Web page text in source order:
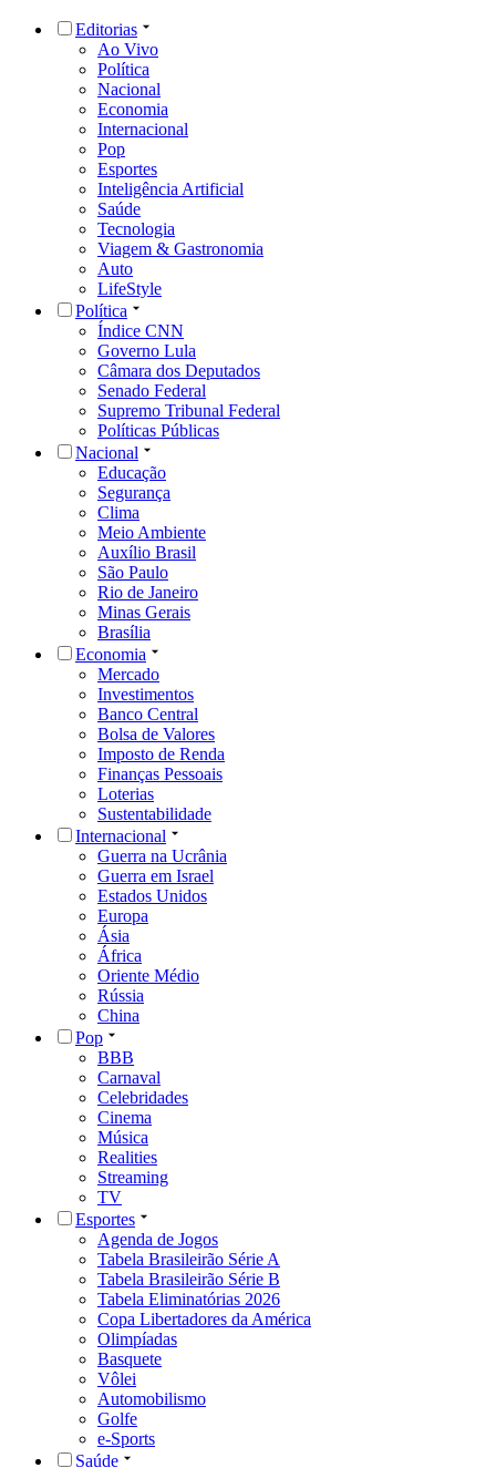
Editorias
Ao Vivo
Política
Nacional
Economia
Internacional
Pop
Esportes
Inteligência Artificial
Saúde
Tecnologia
Viagem & Gastronomia
Auto
LifeStyle
Política
Índice CNN
Governo Lula
Câmara dos Deputados
Senado Federal
Supremo Tribunal Federal
Políticas Públicas
Nacional
Educação
Segurança
Clima
Meio Ambiente
Auxílio Brasil
São Paulo
Rio de Janeiro
Minas Gerais
Brasília
Economia
Mercado
Investimentos
Banco Central
Bolsa de Valores
Imposto de Renda
Finanças Pessoais
Loterias
Sustentabilidade
Internacional
Guerra na Ucrânia
Guerra em Israel
Estados Unidos
Europa
Ásia
África
Oriente Médio
Rússia
China
Pop
BBB
Carnaval
Celebridades
Cinema
Música
Realities
Streaming
TV
Esportes
Agenda de Jogos
Tabela Brasileirão Série A
Tabela Brasileirão Série B
Tabela Eliminatórias 2026
Copa Libertadores da América
Olimpíadas
Basquete
Vôlei
Automobilismo
Golfe
e-Sports
Saúde